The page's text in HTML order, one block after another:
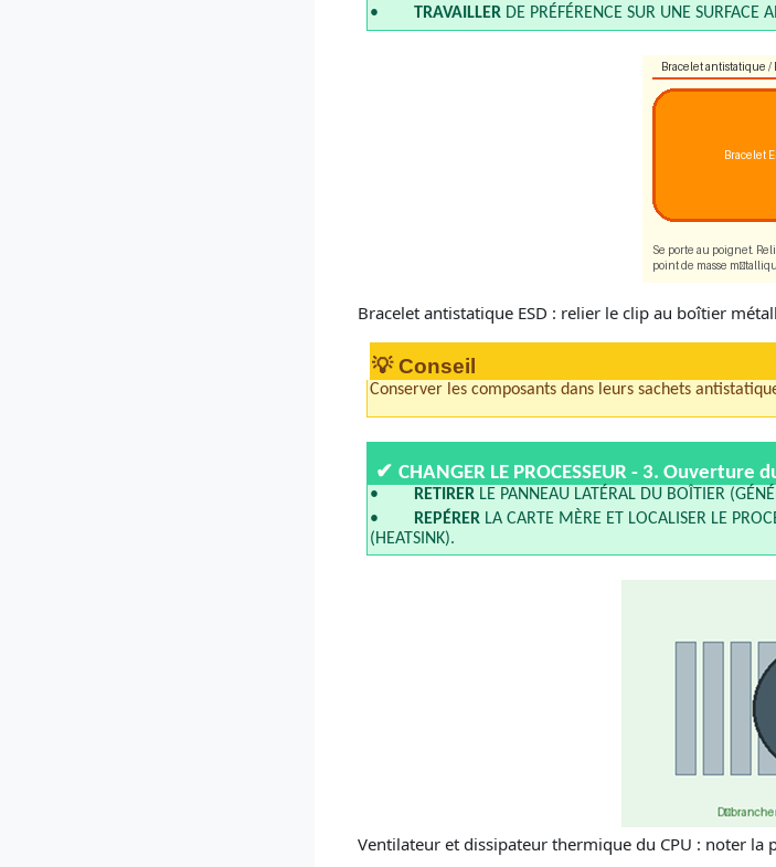
• TRAVAILLERDE PRÉFÉRENCE SUR UNE SURFACE
Bracelet antistatique ESD : relier le clip au boîtier
💡 Conseil
Conserver les composants dans leurs sachets
✔ CHANGER LE PROCESSEUR - 3. Ouverture
• RETIRERLE PANNEAU LATÉRAL DU BOÎTIER
•
REPÉRERLA CARTE MÈRE ET LOCALISER LE
(HEATSINK).
Ventilateur et dissipateur thermique du CPU : noter la